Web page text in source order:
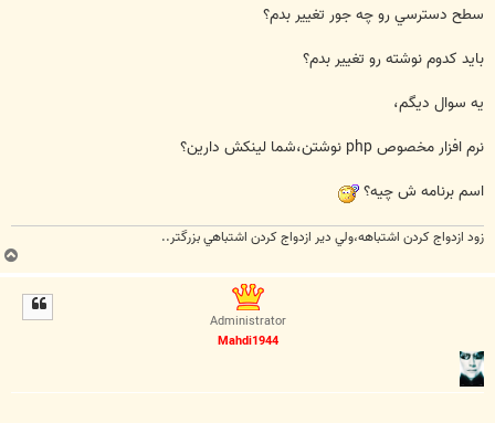
ت
سطح دسترسي رو چه جور تغيير بدم؟
بايد کدوم نوشته رو تغيير بدم؟
يه سوال ديگم،
نرم افزار مخصوص php نوشتن،شما لينکش دارين؟
اسم برنامه ش چيه؟
زود ازدواج کردن اشتباهه،ولي دير ازدواج کردن اشتباهي بزرگتر..
ب
ا
Administrator
Mahdi1944